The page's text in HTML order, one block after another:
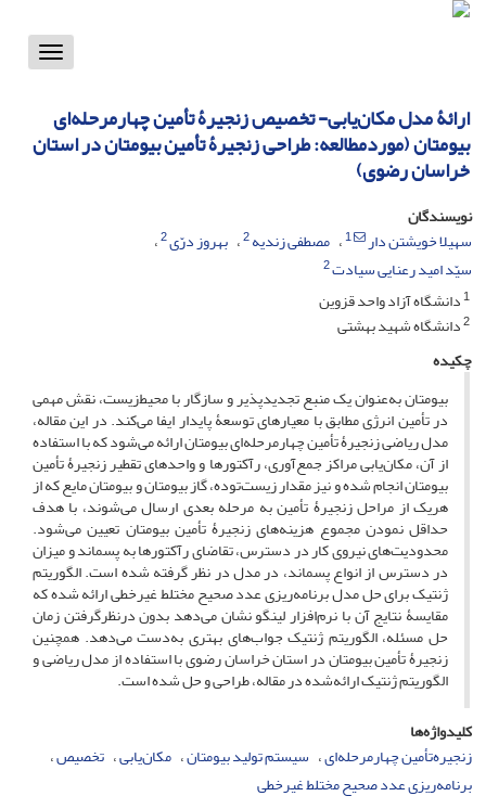
Toggle
ارائۀ مدل مکان‌یابی- تخصیص زنجیرۀ ‌تأمین چهارمرحله‌ای
بیومتان (موردمطالعه: طراحی زنجیرۀ ‌تأمین بیومتان در استان
خراسان‌ رضوی)
نویسندگان
سهیلا خویشتن دار
1 مصطفی زندیه2 بهروز درّی2
سیّد امید رعنایی سیادت2
1دانشگاه آزاد واحد قزوین
2دانشگاه شهید بهشتی
چکیده
بیومتان به‌عنوان یک منبع تجدیدپذیر و سازگار با محیط‌زیست، نقش مهمی
در تأمین انرژی مطابق با معیارهای توسعۀ پایدار ایفا می‌‌کند. در این مقاله،
مدل ریاضی زنجیرۀ تأمین چهارمرحله‌ای بیومتان ارائه می‌‌شود که با استفاده
از آن، مکان‌یابی مراکز جمع‌‌آوری، رآکتورها و واحدهای تقطیر زنجیرۀ تأمین
بیومتان انجام شده و نیز مقدار زیست‌توده، گاز بیومتان و بیومتان مایع که از
هریک از مراحل زنجیرۀ تأمین به مرحله بعدی ارسال می‌‌شوند، با هدف
حداقل نمودن مجموع هزینه‌‌های زنجیرۀ تأمین بیومتان تعیین می‌شود.
محدودیت‌‌های نیروی کار در دسترس، تقاضای رآکتورها به پسماند و میزان
در دسترس از انواع پسماند، در مدل در نظر گرفته شده است. الگوریتم
ژنتیک برای حل مدل برنامه‌ریزی عدد صحیح مختلط غیرخطی ارائه شده که
مقایسۀ نتایج آن با نرم‌افزار لینگو نشان می‌‌دهد بدون درنظرگرفتن زمان
حل مسئله، الگوریتم ژنتیک جواب‌های بهتری به‌دست می‌دهد. همچنین
زنجیرۀ تأمین بیومتان در استان خراسان رضوی با استفاده از مدل ریاضی و
الگوریتم ژنتیک ارائه‌شده در مقاله، طراحی و حل شده است.
کلیدواژه‌ها
زنجیره‌تأمین چهارمرحله‌ای سیستم تولید بیومتان مکان‌یابی تخصیص
برنامه‌ریزی عدد صحیح مختلط غیرخطی